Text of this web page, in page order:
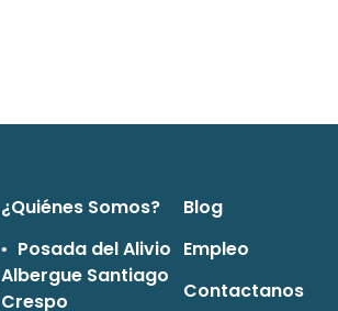
Footer Two
¿Quiénes Somos?
Posada del Alivio
Albergue Santiago
Crespo
Blog
Empleo
Contactanos